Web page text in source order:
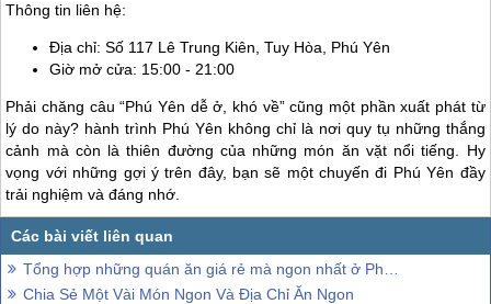
Thông tin liên hệ:
Địa chỉ: Số 117 Lê Trung Kiên, Tuy Hòa, Phú Yên
Giờ mở cửa: 15:00 - 21:00
Phải chăng câu “Phú Yên dễ ở, khó về” cũng một phần xuất phát từ
lý do này? hành trình Phú Yên không chỉ là nơi quy tụ những thắng
cảnh mà còn là thiên đường của những món ăn vặt nổi tiếng. Hy
vọng với những gợi ý trên đây, bạn sẽ một chuyến đi Phú Yên đầy
trải nghiệm và đáng nhớ.
Tổng hợp những quán ăn giá rẻ mà ngon nhất ở Phú Yên
Chia Sẻ Một Vài Món Ngon Và Địa Chỉ Ăn Ngon